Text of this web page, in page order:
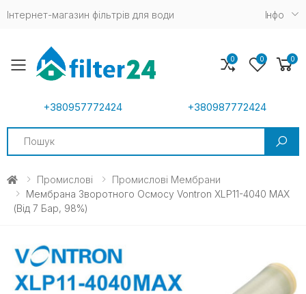
Інтернет-магазин фільтрів для води Iнфо
Toggle mobile menu
+380957772424 +380987772424
Search
0 0 0
Промислові
Промислові Мембрани
Мембрана Зворотного Осмосу Vontron XLP11-4040 MAX
(від 7 Бар, 98%)